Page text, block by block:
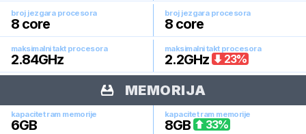
broj jezgara procesora
8 core
broj jezgara procesora
8 core
maksimalni takt procesora
2.84GHz
maksimalni takt procesora
2.2GHz 23%
MEMORIJA
kapacitet ram memorije
6GB
kapacitet ram memorije
8GB 33%